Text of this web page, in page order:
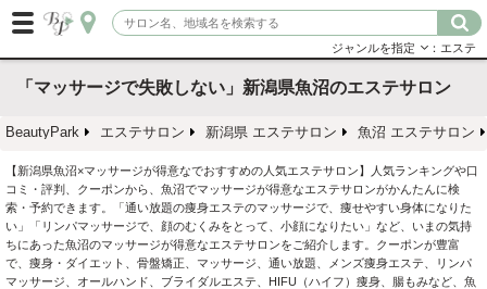
ジャンルを指定 ：エステ
「マッサージで失敗しない」新潟県魚沼のエステサロン
BeautyPark エステサロン 新潟県 エステサロン 魚沼 エステサロン
【新潟県魚沼×マッサージが得意なでおすすめの人気エステサロン】人気ランキングや口
コミ・評判、クーポンから、魚沼でマッサージが得意なエステサロンがかんたんに検
索・予約できます。「通い放題の痩身エステのマッサージで、痩せやすい身体になりた
い」「リンパマッサージで、顔のむくみをとって、小顔になりたい」など、いまの気持
ちにあった魚沼のマッサージが得意なエステサロンをご紹介します。クーポンが豊富
で、痩身・ダイエット、骨盤矯正、マッサージ、通い放題、メンズ痩身エステ、リンパ
マッサージ、オールハンド、ブライダルエステ、HIFU（ハイフ）痩身、腸もみなど、魚